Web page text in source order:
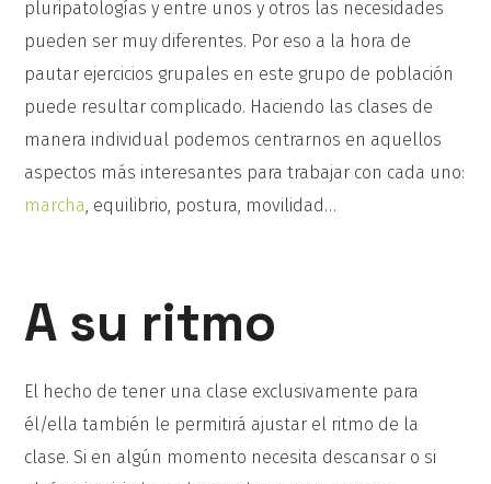
pluripatologías y entre unos y otros las necesidades
pueden ser muy diferentes. Por eso a la hora de
pautar ejercicios grupales en este grupo de población
puede resultar complicado. Haciendo las clases de
manera individual podemos centrarnos en aquellos
aspectos más interesantes para trabajar con cada uno:
marcha, equilibrio, postura, movilidad…
A su ritmo
El hecho de tener una clase exclusivamente para
él/ella también le permitirá ajustar el ritmo de la
clase. Si en algún momento necesita descansar o si